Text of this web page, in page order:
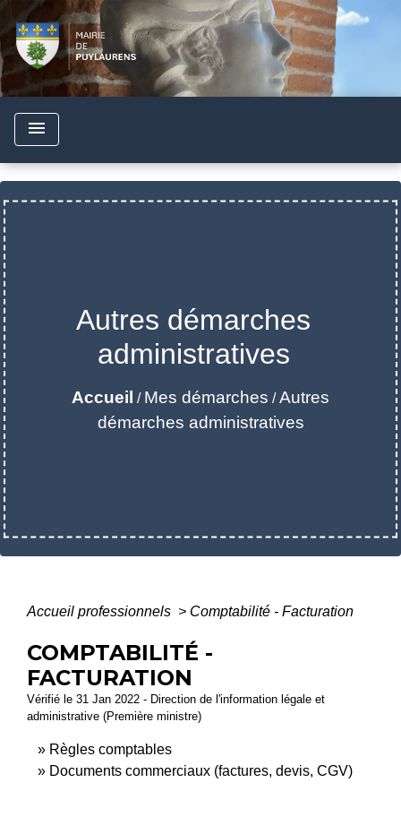
menu
Autres démarches
administratives
Accueil / Mes démarches /Autres
démarches administratives
Accueil professionnels > Comptabilité - Facturation
COMPTABILITÉ -
FACTURATION
Vérifié le 31 Jan 2022 - Direction de l'information légale et
administrative (Première ministre)
Règles comptables
Documents commerciaux (factures, devis, CGV)